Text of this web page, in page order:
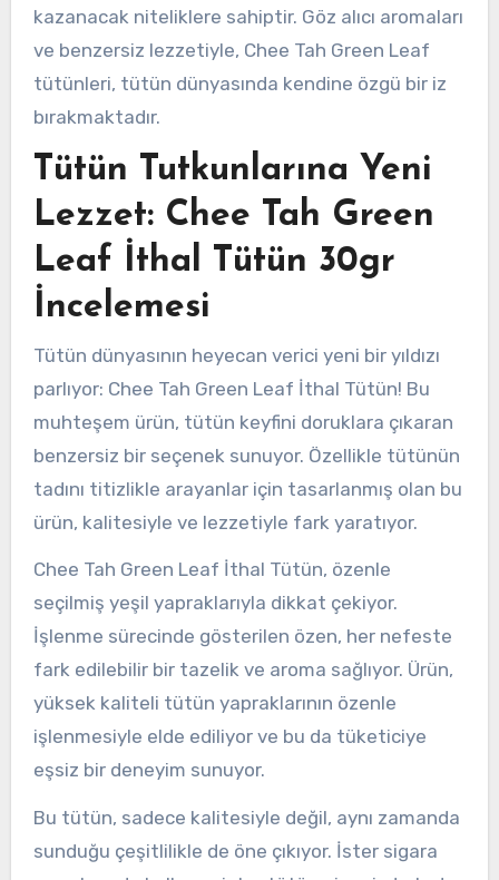
kazanacak niteliklere sahiptir. Göz alıcı aromaları
ve benzersiz lezzetiyle, Chee Tah Green Leaf
tütünleri, tütün dünyasında kendine özgü bir iz
bırakmaktadır.
Tütün Tutkunlarına Yeni
Lezzet: Chee Tah Green
Leaf İthal Tütün 30gr
İncelemesi
Tütün dünyasının heyecan verici yeni bir yıldızı
parlıyor: Chee Tah Green Leaf İthal Tütün! Bu
muhteşem ürün, tütün keyfini doruklara çıkaran
benzersiz bir seçenek sunuyor. Özellikle tütünün
tadını titizlikle arayanlar için tasarlanmış olan bu
ürün, kalitesiyle ve lezzetiyle fark yaratıyor.
Chee Tah Green Leaf İthal Tütün, özenle
seçilmiş yeşil yapraklarıyla dikkat çekiyor.
İşlenme sürecinde gösterilen özen, her nefeste
fark edilebilir bir tazelik ve aroma sağlıyor. Ürün,
yüksek kaliteli tütün yapraklarının özenle
işlenmesiyle elde ediliyor ve bu da tüketiciye
eşsiz bir deneyim sunuyor.
Bu tütün, sadece kalitesiyle değil, aynı zamanda
sunduğu çeşitlilikle de öne çıkıyor. İster sigara